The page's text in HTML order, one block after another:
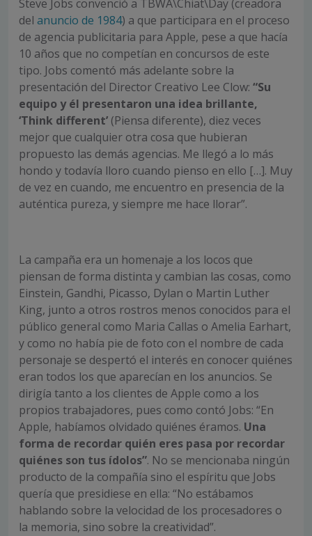
Steve Jobs convenció a TBWA\Chiat\Day (creadora
del anuncio de 1984) a que participara en el proceso
de agencia publicitaria para Apple, pese a que hacía
10 años que no competían en concursos de este
tipo. Jobs comentó más adelante sobre la
presentación del Director Creativo Lee Clow: “Su
equipo y él presentaron una idea brillante,
‘Think different’ (Piensa diferente), diez veces
mejor que cualquier otra cosa que hubieran
propuesto las demás agencias. Me llegó a lo más
hondo y todavía lloro cuando pienso en ello […]. Muy
de vez en cuando, me encuentro en presencia de la
auténtica pureza, y siempre me hace llorar”.
La campaña era un homenaje a los locos que
piensan de forma distinta y cambian las cosas, como
Einstein, Gandhi, Picasso, Dylan o Martin Luther
King, junto a otros rostros menos conocidos para el
público general como Maria Callas o Amelia Earhart,
y como no había pie de foto con el nombre de cada
personaje se despertó el interés en conocer quiénes
eran todos los que aparecían en los anuncios. Se
dirigía tanto a los clientes de Apple como a los
propios trabajadores, pues como contó Jobs: “En
Apple, habíamos olvidado quiénes éramos. Una
forma de recordar quién eres pasa por recordar
quiénes son tus ídolos”. No se mencionaba ningún
producto de la compañía sino el espíritu que Jobs
quería que presidiese en ella: “No estábamos
hablando sobre la velocidad de los procesadores o
la memoria, sino sobre la creatividad”.